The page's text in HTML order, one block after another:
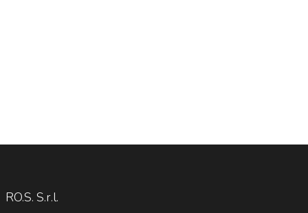
RO.S. S.r.l.